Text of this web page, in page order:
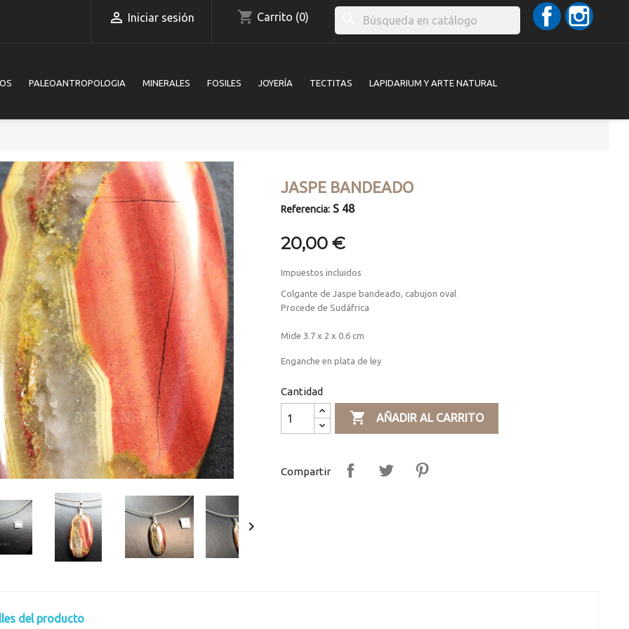
 Iniciar sesión shopping_cart Carrito (0)
Facebook
PALEOANTROPOLOGIA MINERALES FOSILES JOYERÍA TECTITAS LAPIDARIUM Y ARTE NATURAL

JASPE BANDEADO
Referencia: S 48
20,00 €
Impuestos incluidos
Colgante de Jaspe bandeado, cabujon oval
Procede de Sudáfrica
Mide 3.7 x 2 x 0.6 cm
Enganche en plata de ley
Cantidad
 AÑADIR AL CARRITO
Compartir
del producto